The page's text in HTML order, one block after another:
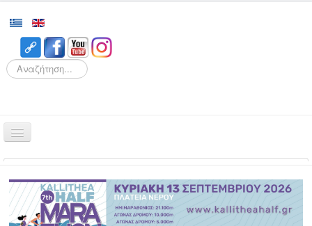
Search
Αγώνες
Διοργάνωση